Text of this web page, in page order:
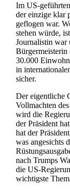
Im US-
der einzige klar
geflogen war.
stehen würde,
Journalistin war
30.000
in
sicher.
Der eigentliche
Vollmachten
wird die
der Präsident
hat der
was angesichts
nach Trumps
die US-
wichtigste